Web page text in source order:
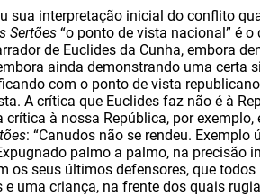
sua interpretação inicial do conflito
Sertões “o ponto de vista nacional” é
de Euclides da Cunha, embora
ainda demonstrando uma certa
com o ponto de vista
A crítica que Euclides faz não é à
à nossa República, por
: “Canudos não se rendeu.
palmo a palmo, na precisão
os seus últimos defensores, que
uma criança, na frente dos quais